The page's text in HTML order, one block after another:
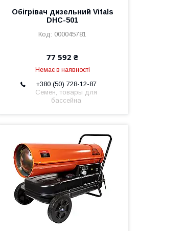
Обігрівач дизельний Vitals
DHC-501
000045781
77 592 ₴
Немає в наявності
+380 (50) 728-12-87
Семен, товары для
бассейна